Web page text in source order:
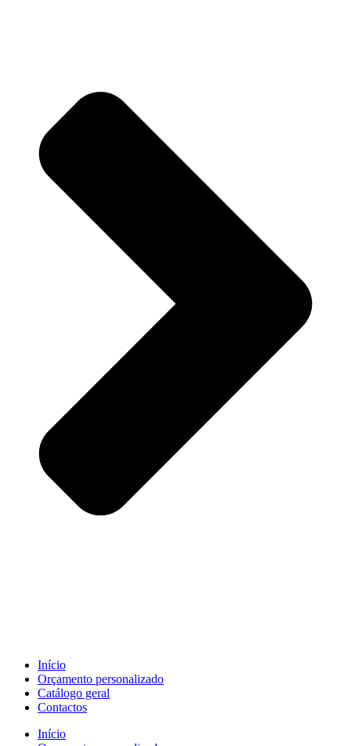
Início
Orçamento personalizado
Catálogo geral
Contactos
Início